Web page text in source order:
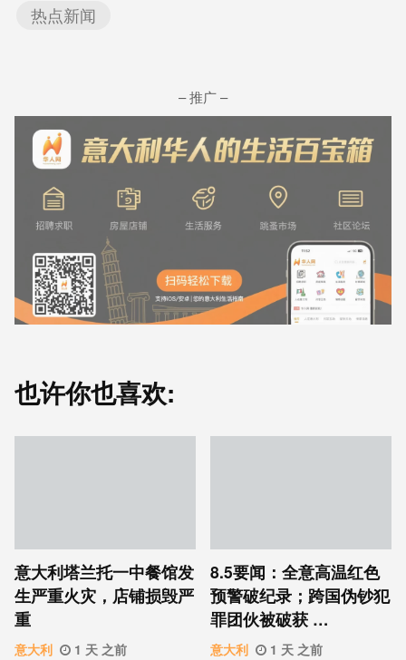
热点新闻
– 推广 –
也许你也喜欢:
意大利塔兰托一中餐馆发
生严重火灾，店铺损毁严
重
意大利 1 天 之前
8.5要闻：全意高温红色
预警破纪录；跨国伪钞犯
罪团伙被破获 …
意大利 1 天 之前